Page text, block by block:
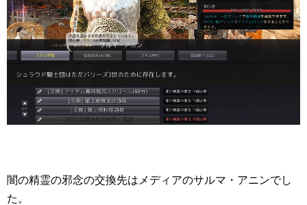
闇の精霊の邪念の交換先はメディアのサルマ・アニンでし
た。